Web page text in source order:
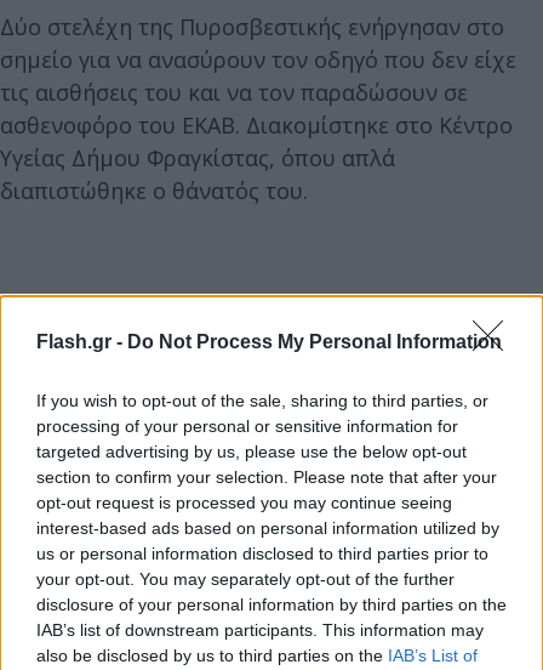
Flash.gr - Do Not Process My Personal Information
If you wish to opt-out of the sale, sharing to third parties, or
processing of your personal or sensitive information for
targeted advertising by us, please use the below opt-out
section to confirm your selection. Please note that after your
opt-out request is processed you may continue seeing
interest-based ads based on personal information utilized by
us or personal information disclosed to third parties prior to
your opt-out. You may separately opt-out of the further
disclosure of your personal information by third parties on the
IAB’s list of downstream participants. This information may
also be disclosed by us to third parties on the IAB’s List of
Δύο στελέχη της Πυροσβεστικής ενήργησαν στο
σημείο για να ανασύρουν τον οδηγό που δεν είχε
τις αισθήσεις του και να τον παραδώσουν σε
ασθενοφόρο του ΕΚΑΒ. Διακομίστηκε στο Κέντρο
Υγείας Δήμου Φραγκίστας, όπου απλά
διαπιστώθηκε ο θάνατός του.